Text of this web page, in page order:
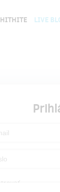
HITHITE LIVE